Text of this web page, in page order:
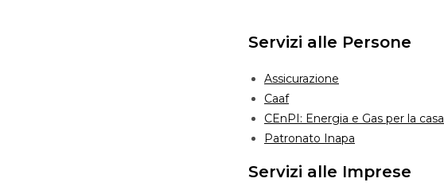
Servizi alle Persone
Assicurazione
Caaf
CEnPI: Energia e Gas per la casa
Patronato Inapa
Servizi alle Imprese